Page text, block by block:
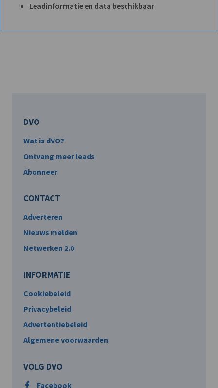
Leadinformatie en data beschikbaar
DVO
Wat is dVO?
Ontvang meer leads
Abonneer
CONTACT
Adverteren
Nieuws melden
Netwerken 2.0
INFORMATIE
Cookiebeleid
Privacybeleid
Advertentiebeleid
Algemene voorwaarden
VOLG DVO
Facebook